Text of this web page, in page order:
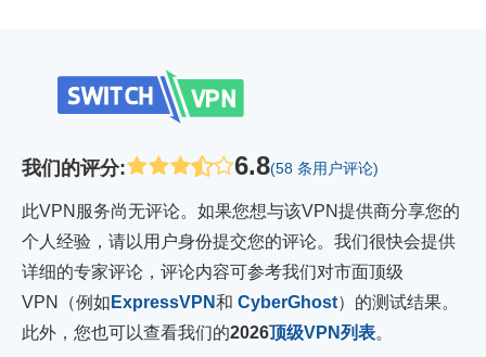
我们的评分: 6.8(58 条用户评论)
此VPN服务尚无评论。如果您想与该VPN提供商分享您的
个人经验，请以用户身份提交您的评论。我们很快会提供
详细的专家评论，评论内容可参考我们对市面顶级
VPN（例如 ExpressVPN和 CyberGhost）的测试结果。
此外，您也可以查看我们的2026顶级VPN列表。